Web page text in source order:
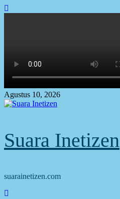
Skip
Agustus 10, 2026
Suara Inetizen
suarainetizen.com